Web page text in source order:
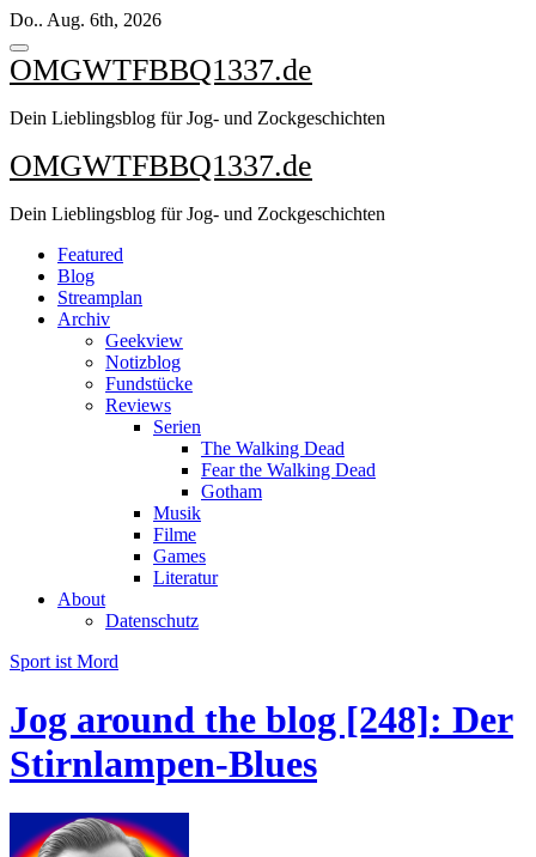
Zum
Inhalt
springen
Do.. Aug. 6th, 2026
OMGWTFBBQ1337.de
Dein Lieblingsblog für Jog- und Zockgeschichten
OMGWTFBBQ1337.de
Dein Lieblingsblog für Jog- und Zockgeschichten
Featured
Blog
Streamplan
Archiv
Geekview
Notizblog
Fundstücke
Reviews
Serien
The Walking Dead
Fear the Walking Dead
Gotham
Musik
Filme
Games
Literatur
About
Datenschutz
Sport ist Mord
Jog around the blog [248]: Der
Stirnlampen-Blues